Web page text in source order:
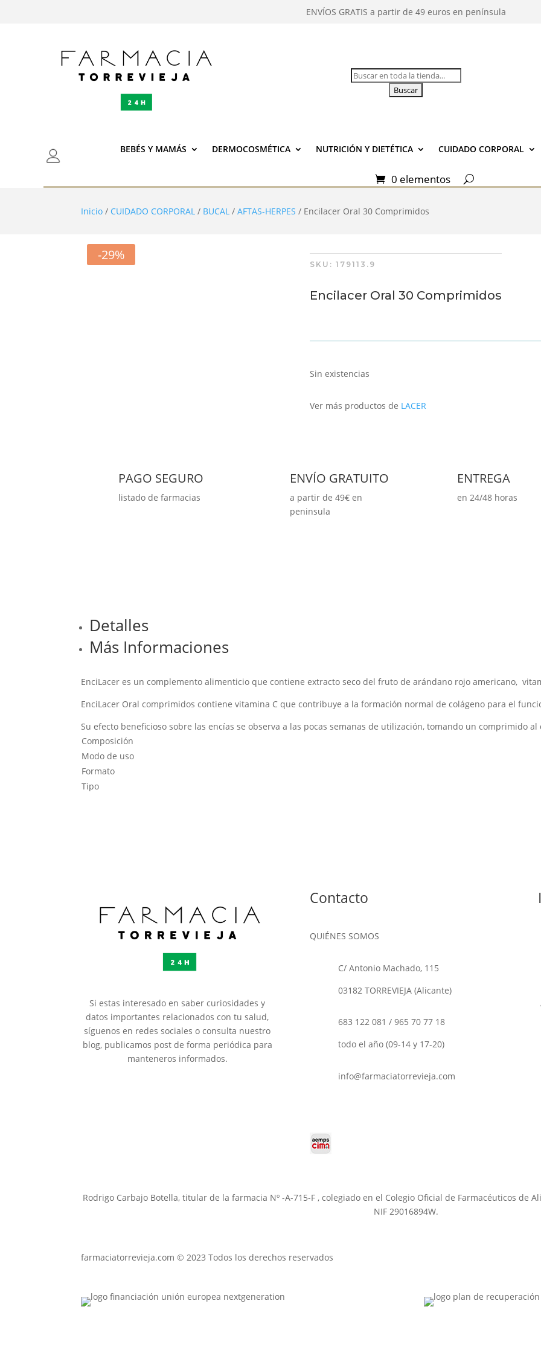
ENVÍOS GRATIS a partir de 49 euros en península
Buscar:
BEBÉS Y MAMÁS DERMOCOSMÉTICA NUTRICIÓN Y DIETÉTICA CUIDADO CORPORAL
0 elementos
Inicio / CUIDADO CORPORAL / BUCAL /AFTAS-HERPES / Encilacer Oral 30 Comprimidos
-29%
SKU: 179113.9
Encilacer Oral 30 Comprimidos
Sin existencias
Ver más productos de LACER
PAGO SEGURO
listado de farmacias
ENVÍO GRATUITO
a partir de 49€ en
peninsula
ENTREGA
en 24/48 horas
Detalles
Más Informaciones
EnciLacer es un complemento alimenticio que contiene extracto seco del fruto de arándano rojo americano,
EnciLacer Oral comprimidos contiene vitamina C que contribuye a la formación normal de colágeno para el
Su efecto beneficioso sobre las encías se observa a las pocas semanas de utilización, tomando un comprimido al
Composición
Modo de uso
Formato
Tipo
Si estas interesado en saber curiosidades y
datos importantes relacionados con tu salud,
síguenos en redes sociales o consulta nuestro
blog, publicamos post de forma periódica para
manteneros informados.
Contacto
QUIÉNES SOMOS
C/ Antonio Machado, 115
03182 TORREVIEJA (Alicante)
683 122 081 / 965 70 77 18
todo el año (09-14 y 17-20)
info@farmaciatorrevieja.com
Rodrigo Carbajo Botella, titular de la farmacia Nº -A-715-F , colegiado en el Colegio Oficial de Farmacéuticos de
NIF 29016894W.
farmaciatorrevieja.com © 2023 Todos los derechos reservados